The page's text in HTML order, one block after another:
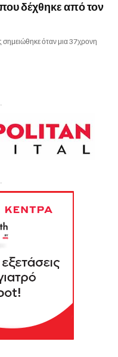
δέχθηκε από τον
σημειώθηκε όταν μια 37χρονη